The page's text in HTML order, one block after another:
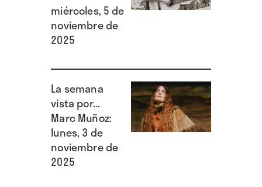
miércoles, 5 de
noviembre de
2025
La semana
vista por...
Marc Muñoz:
lunes, 3 de
noviembre de
2025